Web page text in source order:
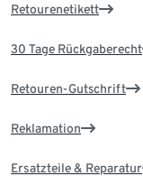
Retourenetikett
30 Tage Rückgaberecht
Retouren-Gutschrift
Reklamation
Ersatzteile & Reparatur